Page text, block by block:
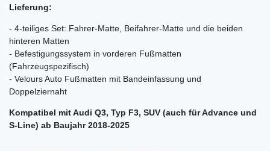
Lieferung:
- 4-teiliges Set: Fahrer-Matte, Beifahrer-Matte und die beiden
hinteren Matten
- Befestigungssystem in vorderen Fußmatten
(Fahrzeugspezifisch)
- Velours Auto Fußmatten mit Bandeinfassung und
Doppelziernaht
Kompatibel mit Audi Q3, Typ F3, SUV (auch für Advance und
S-Line) ab Baujahr 2018-2025